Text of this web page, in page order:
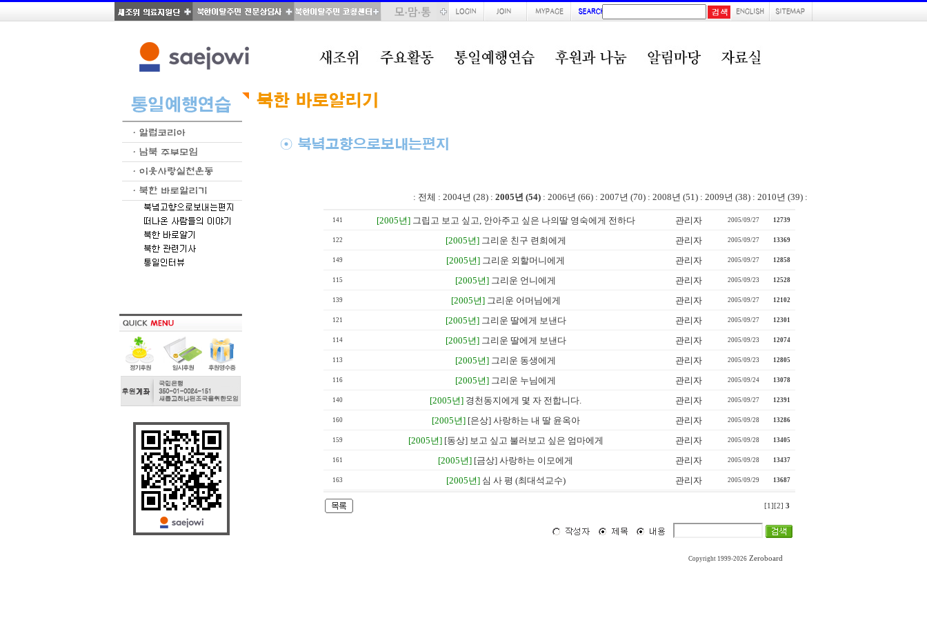
: 전체 : 2004년 (28) : 2005년 (54) : 2006년 (66) : 2007년 (70) : 2008년 (51) : 2009년 (38) : 2010년 (39) :
141 [2005년] 그립고 보고 싶고, 안아주고 싶은 나의딸 영숙에게 전하다 관리자 2005/09/27 12739
122 [2005년] 그리운 친구 련희에게 관리자 2005/09/27 13369
149 [2005년] 그리운 외할머니에게 관리자 2005/09/27 12858
115 [2005년] 그리운 언니에게 관리자 2005/09/23 12528
139 [2005년] 그리운 어머님에게 관리자 2005/09/27 12102
121 [2005년] 그리운 딸에게 보낸다 관리자 2005/09/27 12301
114 [2005년] 그리운 딸에게 보낸다 관리자 2005/09/23 12074
113 [2005년] 그리운 동생에게 관리자 2005/09/23 12805
116 [2005년] 그리운 누님에게 관리자 2005/09/24 13078
140 [2005년] 경천동지에게 몇 자 전합니다. 관리자 2005/09/27 12391
160 [2005년] [은상] 사랑하는 내 딸 윤옥아 관리자 2005/09/28 13286
159 [2005년] [동상] 보고 싶고 불러보고 싶은 엄마에게 관리자 2005/09/28 13405
161 [2005년] [금상] 사랑하는 이모에게 관리자 2005/09/28 13437
163 [2005년] 심 사 평 (최대석교수) 관리자 2005/09/29 13687
[1] [2] 3
Copyright 1999-2026 Zeroboard